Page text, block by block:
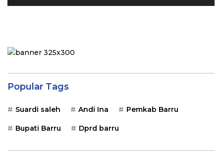
Popular Tags
Suardi saleh Andi Ina Pemkab Barru
Bupati Barru Dprd barru